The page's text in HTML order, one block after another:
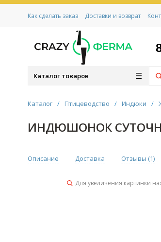
Как сделать заказ Доставки и возврат
Каталог товаров
Каталог / Птицеводство / Индюки /
ИНДЮШОНОК
Описание Доставка Отзывы (1)
Для увеличения картинки